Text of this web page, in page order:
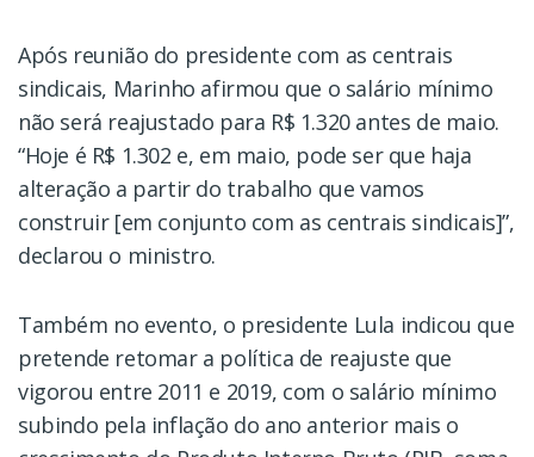
Após reunião do presidente com as centrais
sindicais, Marinho afirmou que o salário mínimo
não será reajustado para R$ 1.320 antes de maio.
“Hoje é R$ 1.302 e, em maio, pode ser que haja
alteração a partir do trabalho que vamos
construir [em conjunto com as centrais sindicais]”,
declarou o ministro.
Também no evento, o presidente Lula indicou que
pretende retomar a política de reajuste que
vigorou entre 2011 e 2019, com o salário mínimo
subindo pela inflação do ano anterior mais o